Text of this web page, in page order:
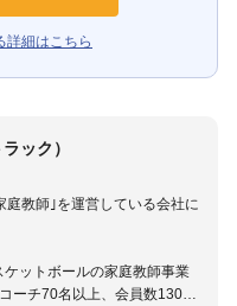
詳細はこちら
ック）
庭教師｣を運営している会社に
ットボールの家庭教師事業
ーチ70名以上、会員数1300